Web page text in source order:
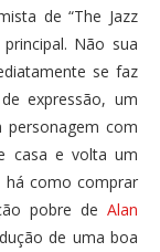
de “The Jazz
Não sua
se faz
expressão, um
com
casa e volta um
há como comprar
pobre de Alan
de uma boa